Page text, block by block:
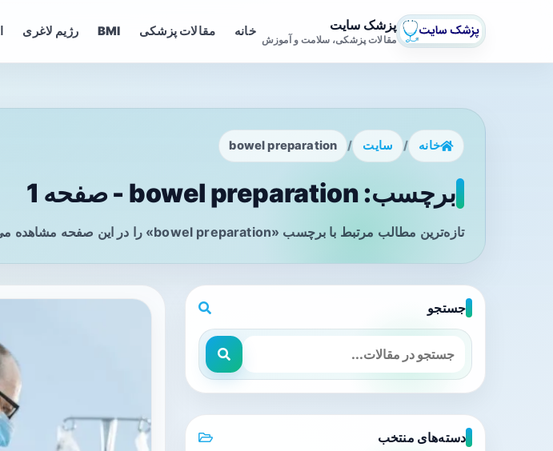
پزشک سایت
مقالات پزشکی، سلامت و آموزش
خانه مقالات پزشکی BMI رژیم لاغری
خانه / سایت /
bowel preparation
برچسب: bowel preparation - صفحه 1
تازه‌ترین مطالب مرتبط با برچسب «bowel preparation» را در این صفحه مشاهده می‌کنید.
جستجو
دسته‌های منتخب